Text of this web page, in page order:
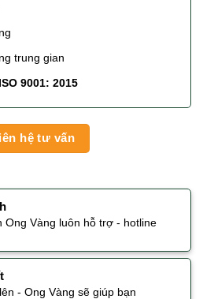
trung gian
ISO 9001: 2015
hệ tư vấn
Ong Vàng luôn hỗ trợ - hotline
- Ong Vàng sẽ giúp bạn